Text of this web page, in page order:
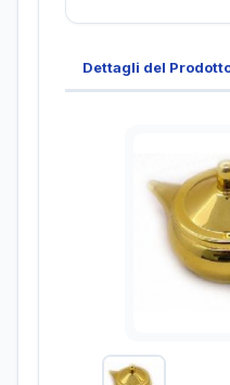
Dettagli del